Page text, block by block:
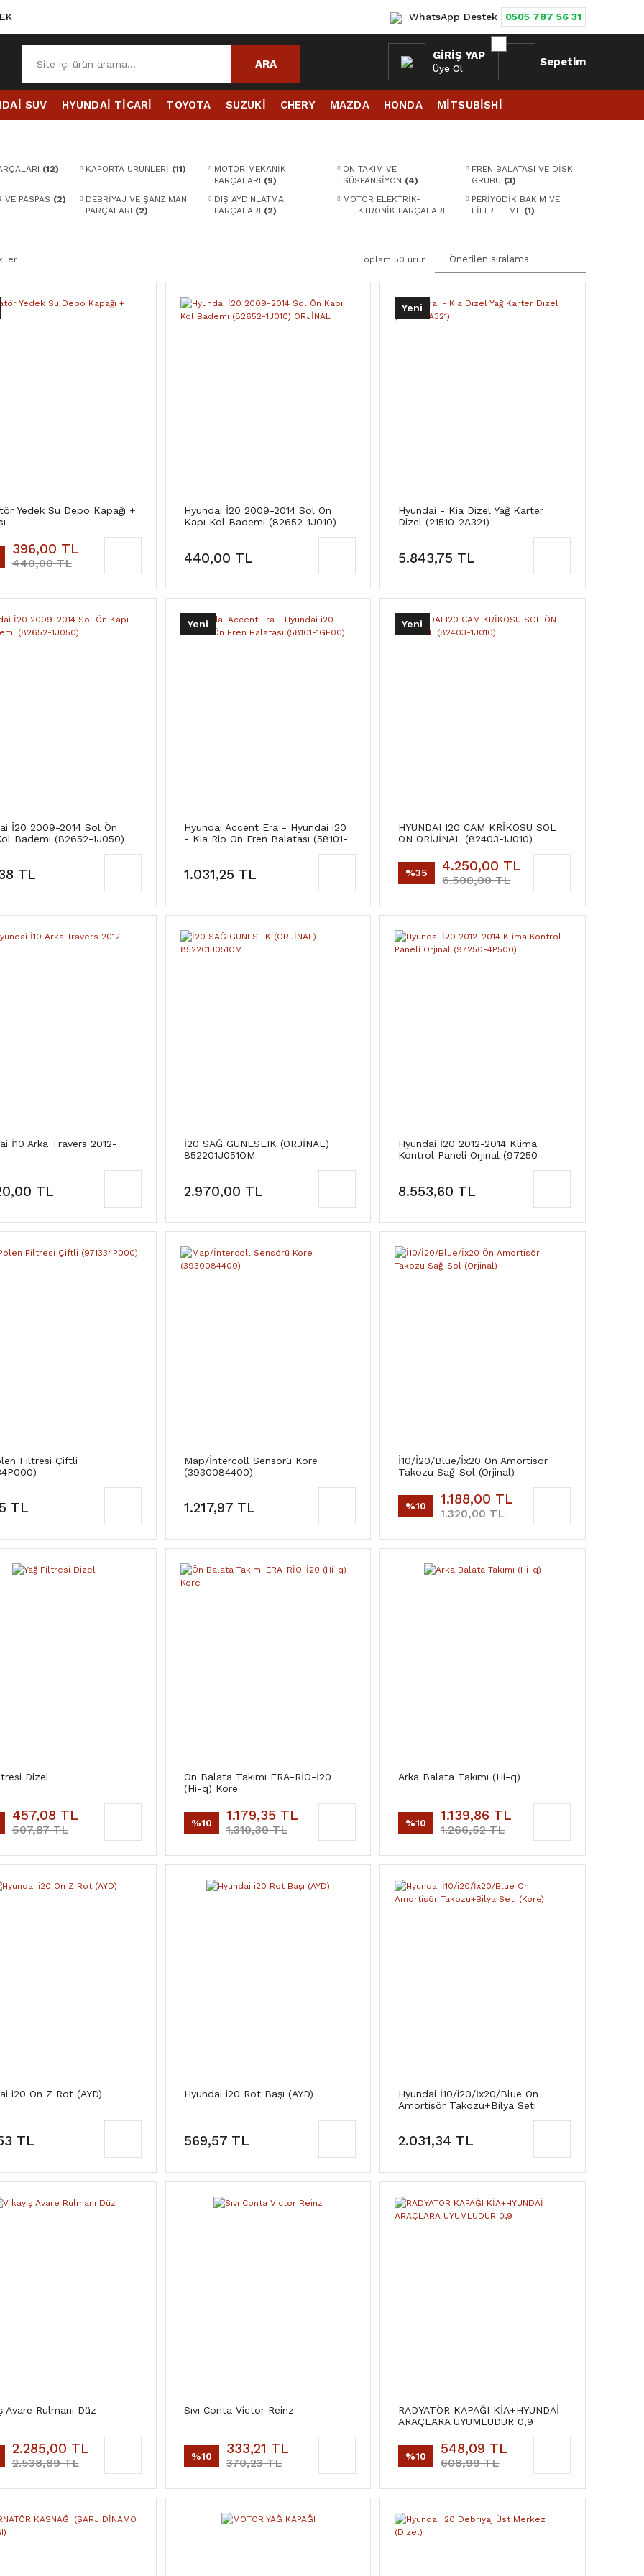
WhatsApp Destek 0505 787 56 31
ARA
GIRIŞ YAP
Üye Ol
Sepetim
SUV HYUNDAİ TİCARİ TOYOTA SUZUKİ CHERY MAZDA HONDA MİTSUBİSHİ
(12) KAPORTA ÜRÜNLERİ (11)
MOTOR MEKANİK
PARÇALARI (9)
ÖN TAKIM VE
SÜSPANSİYON (4)
FREN BALATASI VE DİSK
GRUBU (3)
VE PASPAS (2)
DEBRİYAJ VE ŞANZIMAN
PARÇALARI (2)
DIŞ AYDINLATMA
PARÇALARI (2)
MOTOR ELEKTRİK-
ELEKTRONİK PARÇALARI
PERİYODİK BAKIM VE
FİLTRELEME (1)
Toplam 50 ürün
Yedek Su Depo Kapağı +
396,00 TL
440,00 TL
Hyundai İ20 2009-2014 Sol Ön
Kapı Kol Bademi (82652-1J010)
440,00 TL
Yeni
Hyundai - Kia Dizel Yağ Karter
Dizel (21510-2A321)
5.843,75 TL
İ20 2009-2014 Sol Ön
Bademi (82652-1J050)
TL
Yeni
Hyundai Accent Era - Hyundai i20
- Kia Rio Ön Fren Balatası (58101-
1.031,25 TL
Yeni
HYUNDAI I20 CAM KRİKOSU SOL
ÖN ORİJİNAL (82403-1J010)
%35 4.250,00 TL
6.500,00 TL
İ10 Arka Travers 2012-
TL
İ20 SAĞ GUNESLIK (ORJİNAL)
852201J051OM
2.970,00 TL
Hyundai İ20 2012-2014 Klima
Kontrol Paneli Orjınal (97250-
8.553,60 TL
Filtresi Çiftli
TL
Map/İntercoll Sensörü Kore
(3930084400)
1.217,97 TL
İ10/İ20/Blue/İx20 Ön Amortisör
Takozu Sağ-Sol (Orjinal)
%10 1.188,00 TL
1.320,00 TL
Dizel
457,08 TL
507,87 TL
Ön Balata Takımı ERA-RİO-İ20
(Hi-q) Kore
%10 1.179,35 TL
1.310,39 TL
Arka Balata Takımı (Hi-q)
%10 1.139,86 TL
1.266,52 TL
i20 Ön Z Rot (AYD)
TL
Hyundai i20 Rot Başı (AYD)
569,57 TL
Hyundai İ10/i20/İx20/Blue Ön
Amortisör Takozu+Bilya Seti
2.031,34 TL
Avare Rulmanı Düz
2.285,00 TL
2.538,89 TL
Sıvı Conta Victor Reinz
%10 333,21 TL
370,23 TL
RADYATÖR KAPAĞI KİA+HYUNDAİ
ARAÇLARA UYUMLUDUR 0,9
%10 548,09 TL
608,99 TL